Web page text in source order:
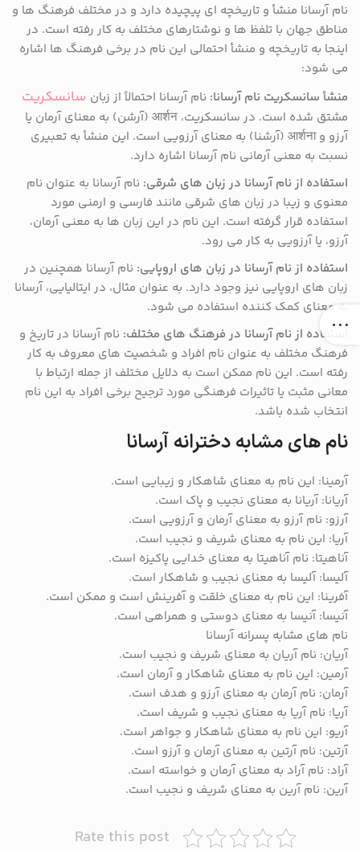
نام آرسانا منشأ و تاریخچه ای پیچیده دارد و در مختلف فرهنگ ها و
مناطق جهان با تلفظ ها و نوشتارهای مختلف به کار رفته است. در
اینجا به تاریخچه و منشأ احتمالی این نام در برخی فرهنگ ها اشاره
می شود:
منشأ سانسکریت نام آرسانا: نام آرسانا احتمالاً از زبان سانسکریت
مشتق شده است. در سانسکریت، आर्शन (آرشن) به معنای آرمان یا
آرزو و आर्शना (آرشنا) به معنای آرزویی است. این منشأ به تعبیری
نسبت به معنی آرمانی نام آرسانا اشاره دارد.
استفاده از نام آرسانا در زبان های شرقی: نام آرسانا به عنوان نام
معنوی و زیبا در زبان های شرقی مانند فارسی و ارمنی مورد
استفاده قرار گرفته است. این نام در این زبان ها به معنی آرمان،
آرزو، یا آرزویی به کار می رود.
استفاده از نام آرسانا در زبان های اروپایی: نام آرسانا همچنین در
زبان های اروپایی نیز وجود دارد. به عنوان مثال، در ایتالیایی، آرسانا
به معنای کمک کننده استفاده می شود.
استفاده از نام آرسانا در فرهنگ های مختلف: نام آرسانا در تاریخ و
فرهنگ مختلف به عنوان نام افراد و شخصیت های معروف به کار
رفته است. این نام ممکن است به دلایل مختلف از جمله ارتباط با
معانی مثبت یا تاثیرات فرهنگی مورد ترجیح برخی افراد به این نام
انتخاب شده باشد.
نام های مشابه دخترانه آرسانا
آرمینا: این نام به معنای شاهکار و زیبایی است.
آریانا: آریانا به معنای نجیب و پاک است.
آرزو: نام آرزو به معنای آرمان و آرزویی است.
آریا: این نام به معنای شریف و نجیب است.
آناهیتا: نام آناهیتا به معنای خدایی پاکیزه است.
آلیسا: آلیسا به معنای نجیب و شاهکار است.
آفرینا: این نام به معنای خلقت و آفرینش است و ممکن است.
آنیسا: آنیسا به معنای دوستی و همراهی است.
نام های مشابه پسرانه آرسانا
آریان: نام آریان به معنای شریف و نجیب است.
آرمین: این نام به معنای شاهکار و آرمان است.
آرمان: نام آرمان به معنای آرزو و هدف است.
آریا: نام آریا به معنای نجیب و شریف است.
آریو: این نام به معنای شاهکار و جواهر است.
آرتین: نام آرتین به معنای آرمان و آرزو است.
آراد: نام آراد به معنای آرمان و خواسته است.
آرین: نام آرین به معنای شریف و نجیب است.
Rate this post